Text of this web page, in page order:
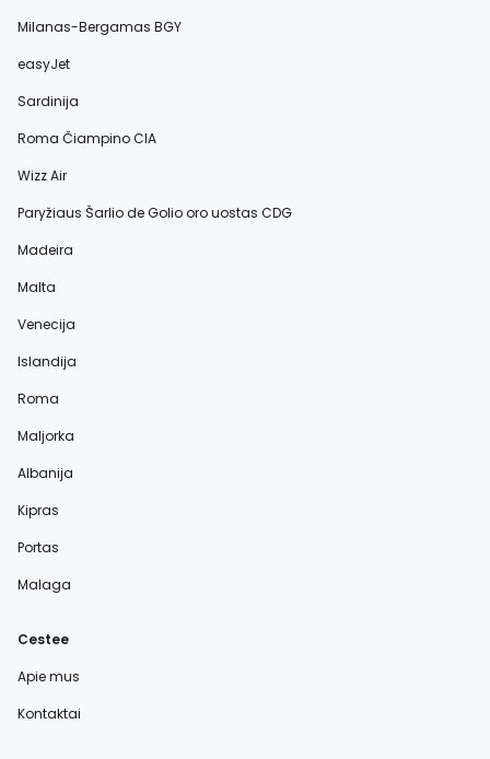
Milanas-Bergamas BGY
easyJet
Sardinija
Roma Čiampino CIA
Wizz Air
Paryžiaus Šarlio de Golio oro uostas CDG
Madeira
Malta
Venecija
Islandija
Roma
Maljorka
Albanija
Kipras
Portas
Malaga
Cestee
Apie mus
Kontaktai